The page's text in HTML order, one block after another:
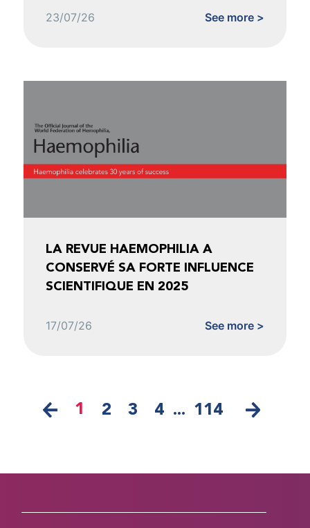
23/07/26 See more >
LA REVUE HAEMOPHILIA A
CONSERVÉ SA FORTE INFLUENCE
SCIENTIFIQUE EN 2025
17/07/26 See more >
1 2 3 4 ... 114